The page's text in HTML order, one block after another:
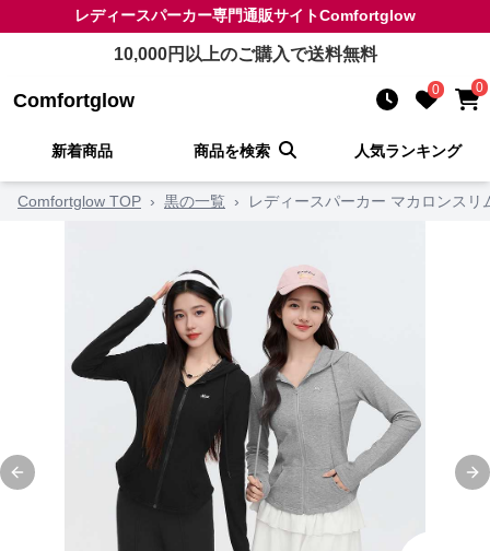
レディースパーカー専門通販サイトComfortglow
10,000円以上のご購入で送料無料
Comfortglow 0 0
新着商品 商品を検索 人気ランキング
Comfortglow TOP › 黒の一覧 › レディースパーカー マカロンスリ
Previous slide